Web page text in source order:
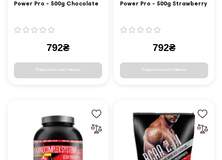
Power Pro - 500g Chocolate
792₴
Повідомити коли з'явиться
Power Pro - 500g Strawberry
792₴
Повідомити коли з'явиться